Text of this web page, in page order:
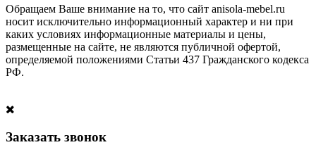
Обращаем Ваше внимание на то, что сайт anisola-mebel.ru
носит исключительно информационный характер и ни при
каких условиях информационные материалы и цены,
размещенные на сайте, не являются публичной офертой,
определяемой положениями Статьи 437 Гражданского кодекса
РФ.
Заказать звонок